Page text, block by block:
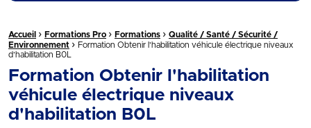
Fil d'Ariane :
Accueil › Formations Pro › Formations › Qualité / Santé / Sécurité /
Environnement › Formation Obtenir l’habilitation véhicule électrique niveaux
d’habilitation B0L
Formation Obtenir l'habilitation
véhicule électrique niveaux
d'habilitation B0L